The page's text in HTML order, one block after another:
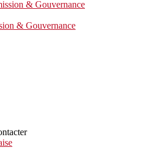
& Gouvernance